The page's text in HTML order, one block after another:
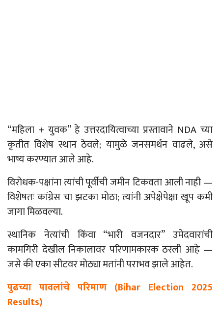
“महिला + युवक” हे उत्तरदायित्वाच्या प्रस्तावाने NDA च्या
कृतीत विशेष स्थान ठेवले; यामुळे जनसमर्थन वाढले, असे
भाष्य करण्यात आले आहे.
विरोधक-पक्षांना त्यांची पूर्वीची जमीन टिकवता आली नाही—
विशेषतः कांग्रेस चा झटका मोठा; त्यांनी अपेक्षेपेक्षा खूप कमी
जागा मिळवल्या.
स्थानिक नेत्यांची किंवा “भारी वजनदार” उमेदवारांची
कामगिरी देखील निकालावर परिणामकारक ठरली आहे —
जसे की एका सीटवर मोठ्या मतांनी पराभव झाले आहेत.
पुढच्या पावलांचे परिमाण (Bihar Election 2025
Results)